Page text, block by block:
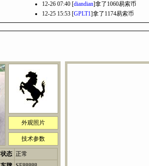
12-26 07:40 [diandian]拿了1060易索币
12-25 15:53 [GPLT1]拿了1174易索币
外观照片
技术参数
状态 正常